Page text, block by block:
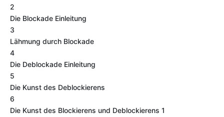
2
Die Blockade Einleitung
3
Lähmung durch Blockade
4
Die Deblockade Einleitung
5
Die Kunst des Deblockierens
6
Die Kunst des Blockierens und Deblockierens 1